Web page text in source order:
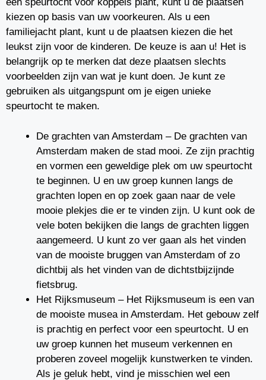
kiezen op basis van uw voorkeuren. Als u een
familiejacht plant, kunt u de plaatsen kiezen die het
leukst zijn voor de kinderen. De keuze is aan u! Het is
belangrijk op te merken dat deze plaatsen slechts
voorbeelden zijn van wat je kunt doen. Je kunt ze
gebruiken als uitgangspunt om je eigen unieke
speurtocht te maken.
De grachten van Amsterdam – De grachten van
Amsterdam maken de stad mooi. Ze zijn prachtig
en vormen een geweldige plek om uw speurtocht
te beginnen. U en uw groep kunnen langs de
grachten lopen en op zoek gaan naar de vele
mooie plekjes die er te vinden zijn. U kunt ook de
vele boten bekijken die langs de grachten liggen
aangemeerd. U kunt zo ver gaan als het vinden
van de mooiste bruggen van Amsterdam of zo
dichtbij als het vinden van de dichtstbijzijnde
fietsbrug.
Het Rijksmuseum – Het Rijksmuseum is een van
de mooiste musea in Amsterdam. Het gebouw zelf
is prachtig en perfect voor een speurtocht. U en
uw groep kunnen het museum verkennen en
proberen zoveel mogelijk kunstwerken te vinden.
Als je geluk hebt, vind je misschien wel een